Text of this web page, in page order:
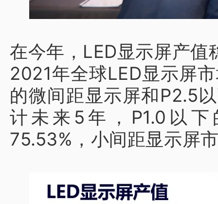
在今年，LED显示屏产
2021年全球LED显示屏
的微间距显示屏和P2.5
计未来5年，P1.0以
75.53%，小间距显示屏